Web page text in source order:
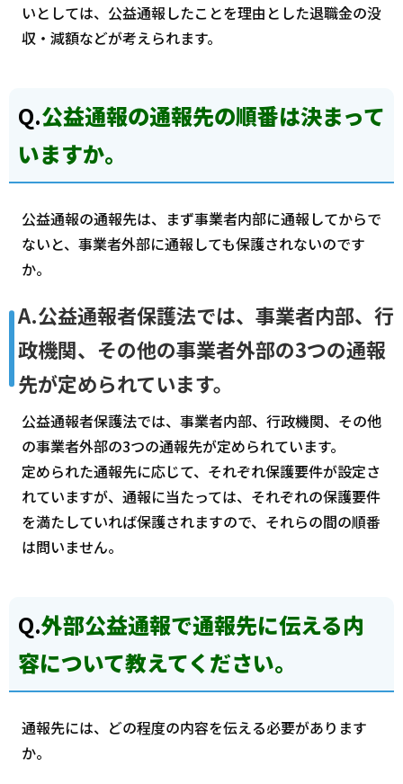
いとしては、公益通報したことを理由とした退職金の没
収・減額などが考えられます。
Q.公益通報の通報先の順番は決まって
いますか。
公益通報の通報先は、まず事業者内部に通報してからで
ないと、事業者外部に通報しても保護されないのです
か。
A.公益通報者保護法では、事業者内部、行
政機関、その他の事業者外部の3つの通報
先が定められています。
公益通報者保護法では、事業者内部、行政機関、その他
の事業者外部の3つの通報先が定められています。
定められた通報先に応じて、それぞれ保護要件が設定さ
れていますが、通報に当たっては、それぞれの保護要件
を満たしていれば保護されますので、それらの間の順番
は問いません。
Q.外部公益通報で通報先に伝える内
容について教えてください。
通報先には、どの程度の内容を伝える必要があります
か。